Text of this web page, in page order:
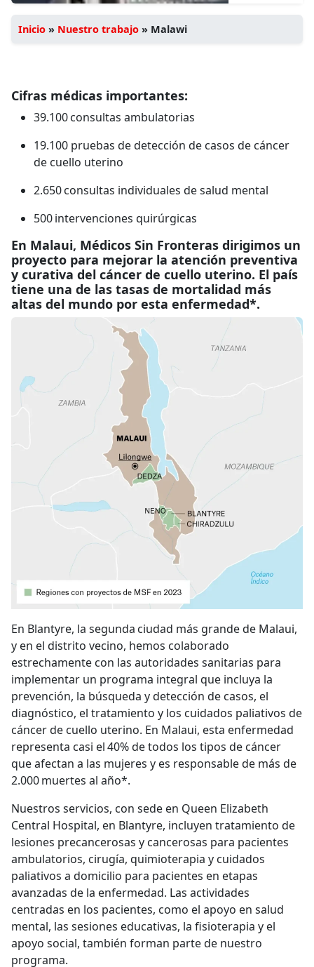
Inicio » Nuestro trabajo » Malawi
Cifras médicas importantes:
39.100 consultas ambulatorias
19.100 pruebas de detección de casos de cáncer
de cuello uterino
2.650 consultas individuales de salud mental
500 intervenciones quirúrgicas
En Malaui, Médicos Sin Fronteras dirigimos un
proyecto para mejorar la atención preventiva
y curativa del cáncer de cuello uterino. El país
tiene una de las tasas de mortalidad más
altas del mundo por esta enfermedad*.
En Blantyre, la segunda ciudad más grande de Malaui,
y en el distrito vecino, hemos colaborado
estrechamente con las autoridades sanitarias para
implementar un programa integral que incluya la
prevención, la búsqueda y detección de casos, el
diagnóstico, el tratamiento y los cuidados paliativos de
cáncer de cuello uterino. En Malaui, esta enfermedad
representa casi el 40% de todos los tipos de cáncer
que afectan a las mujeres y es responsable de más de
2.000 muertes al año*.
Nuestros servicios, con sede en Queen Elizabeth
Central Hospital, en Blantyre, incluyen tratamiento de
lesiones precancerosas y cancerosas para pacientes
ambulatorios, cirugía, quimioterapia y cuidados
paliativos a domicilio para pacientes en etapas
avanzadas de la enfermedad. Las actividades
centradas en los pacientes, como el apoyo en salud
mental, las sesiones educativas, la fisioterapia y el
apoyo social, también forman parte de nuestro
programa.